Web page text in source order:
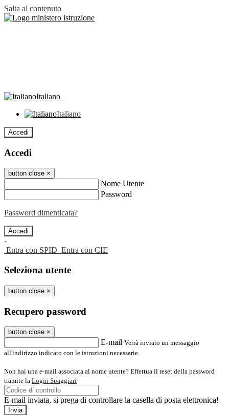
Salta al contenuto
Italiano
Italiano
Accedi
Accedi
button close ×
Nome Utente
Password
Password dimenticata?
-
Entra con SPID Entra con CIE
Seleziona utente
button close ×
Recupero password
button close ×
E-mail Verrà inviato un messaggio
all'indirizzo indicato con le istruzioni necessarie.
Non hai una e-mail associata al nome utente? Effettua il reset della password
tramite la Login Spaggiari
E-mail inviata, si prega di controllare la casella di posta elettronica!